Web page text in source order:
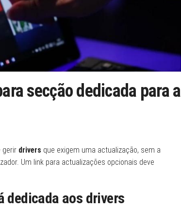
secção dedicada para a
gerir drivers que exigem uma actualização, sem a
Um link para actualizações opcionais deve
dedicada aos drivers